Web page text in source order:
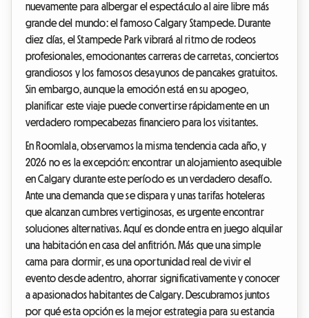
nuevamente para albergar el espectáculo al aire libre más
grande del mundo: el famoso Calgary Stampede. Durante
diez días, el Stampede Park vibrará al ritmo de rodeos
profesionales, emocionantes carreras de carretas, conciertos
grandiosos y los famosos desayunos de pancakes gratuitos.
Sin embargo, aunque la emoción está en su apogeo,
planificar este viaje puede convertirse rápidamente en un
verdadero rompecabezas financiero para los visitantes.
En Roomlala, observamos la misma tendencia cada año, y
2026 no es la excepción: encontrar un alojamiento asequible
en Calgary durante este período es un verdadero desafío.
Ante una demanda que se dispara y unas tarifas hoteleras
que alcanzan cumbres vertiginosas, es urgente encontrar
soluciones alternativas. Aquí es donde entra en juego alquilar
una habitación en casa del anfitrión. Más que una simple
cama para dormir, es una oportunidad real de vivir el
evento desde adentro, ahorrar significativamente y conocer
a apasionados habitantes de Calgary. Descubramos juntos
por qué esta opción es la mejor estrategia para su estancia